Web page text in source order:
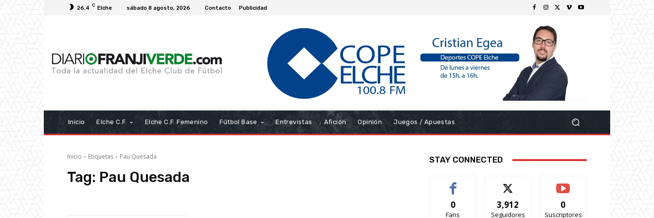
26.4 C Elche sábado 8 agosto, 2026 Contacto Publicidad
Inicio Elche C.F. Elche C.F. Femenino Fútbol Base Entrevistas Afición Opinión Juegos / Apuestas
Inicio Etiquetas Pau Quesada
Tag: Pau Quesada
STAY CONNECTED
0
Fans
3,912
Seguidores
0
Suscriptores